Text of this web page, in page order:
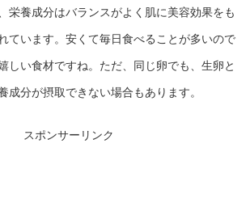
栄養成分はバランスがよく肌に美容効果をも
ています。安くて毎日食べることが多いので
しい食材ですね。ただ、同じ卵でも、生卵と
成分が摂取できない場合もあります。
スポンサーリンク